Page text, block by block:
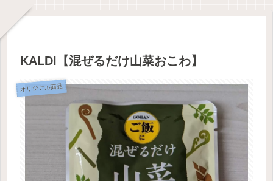
KALDI【混ぜるだけ山菜おこわ】
オリジナル商品